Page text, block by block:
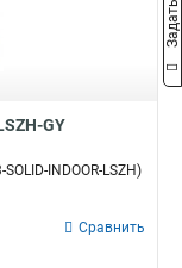
GY
INDOOR-LSZH)
Сравнить